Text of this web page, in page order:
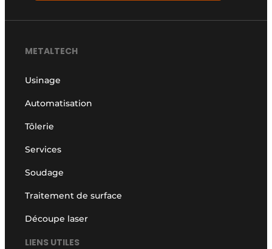
METALTECH
Usinage
Automatisation
Tôlerie
Services
Soudage
Traitement de surface
Découpe laser
LIENS UTILES